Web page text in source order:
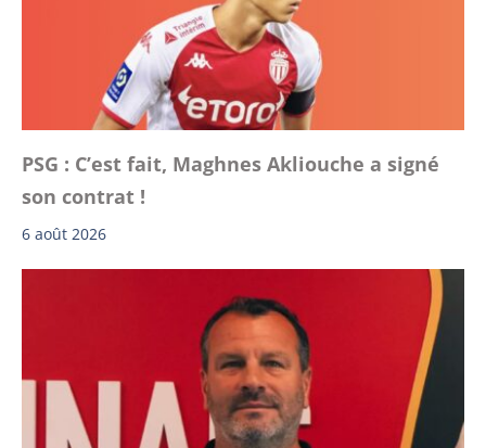
PSG : C’est fait, Maghnes Akliouche a signé
son contrat !
6 août 2026